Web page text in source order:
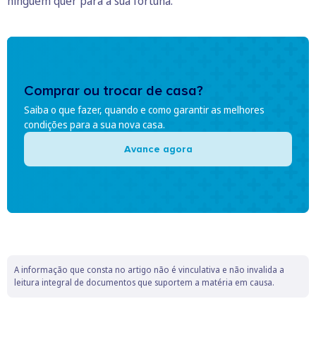
Comprar ou trocar de casa?
Saiba o que fazer, quando e como garantir as melhores
condições para a sua nova casa.
Avance agora
A informação que consta no artigo não é vinculativa e não invalida a
leitura integral de documentos que suportem a matéria em causa.